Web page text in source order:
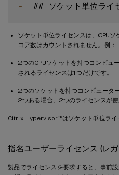
-
ソケット単位ライセンスは、CPUソ
コア数はカウントされません。例：
2つのCPUソケットを持つコンピュ
されるライセンスは1つだけです。
2つのソケットを持つコンピュータ
2つある場合、2つのライセンスが使
Citrix Hypervisor™はソケット単位ライ
指名ユーザーライセンス (レ
製品でライセンスを要求すると、事前